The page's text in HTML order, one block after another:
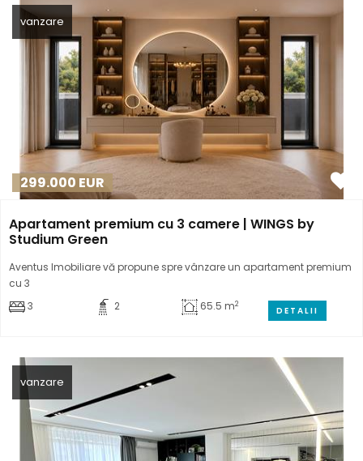
vanzare
299.000 EUR
Apartament premium cu 3 camere | WINGS by
Studium Green
Aventus Imobiliare vă propune spre vânzare un apartament premium
cu 3
3
2 65.5 m2
DETALII
vanzare